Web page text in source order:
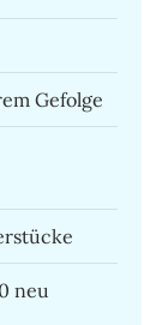
Gefolge
neu